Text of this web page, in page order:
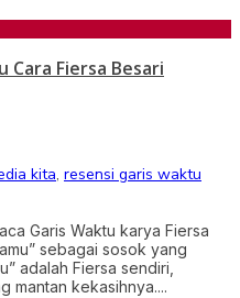
Cara Fiersa Besari
kita, resensi garis waktu
Garis Waktu karya Fiersa
sebagai sosok yang
adalah Fiersa sendiri,
mantan kekasihnya....